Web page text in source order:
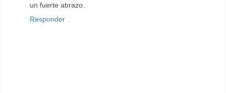
un fuerte abrazo.
Responder